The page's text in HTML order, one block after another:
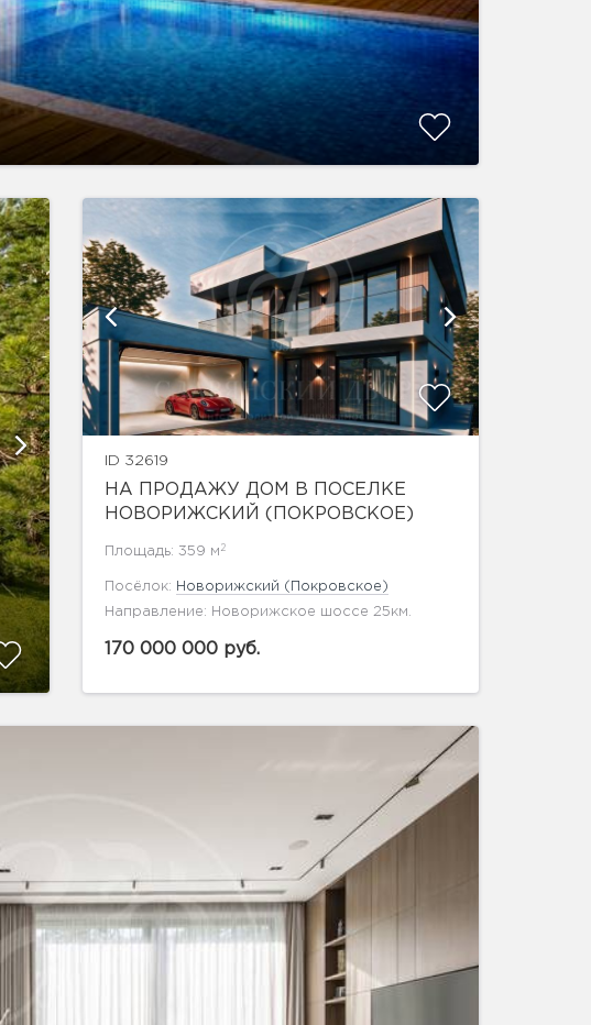
ID 32619
НА ПРОДАЖУ ДОМ В ПОСЕЛКЕ
НОВОРИЖСКИЙ (ПОКРОВСКОЕ)
Площадь: 359 м 2
Посёлок: Новорижский (Покровское)
Направление: Новорижское шоссе 25км.
170 000 000 руб.